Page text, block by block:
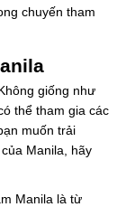
chuyến tham
giống như
thể tham gia các
muốn trải
Manila, hãy
Manila là từ